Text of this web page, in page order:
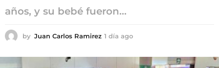
años, y su bebé fueron...
by Juan Carlos Ramirez 1 día ago
a